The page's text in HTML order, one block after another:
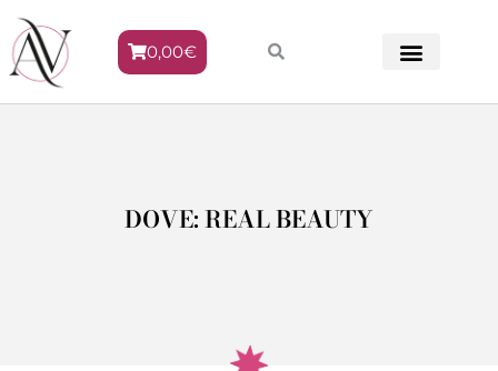
0,00€
DOVE: REAL BEAUTY